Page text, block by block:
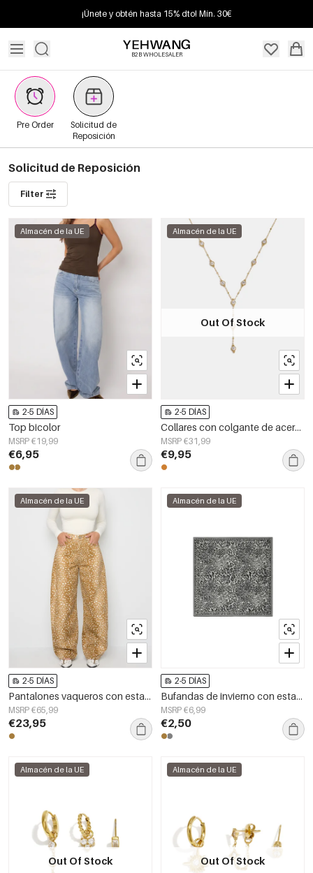
¡Únete y obtén hasta 15% dto! Mín. 30€
B2B WHOLESALER
Pre Order
Solicitud de
Reposición
Solicitud de Reposición
Filter
Almacén de la UE
2-5 DÍAS
Top bicolor
MSRP €19,99
€6,95
Almacén de la UE
Out Of Stock
2-5 DÍAS
Collares con colgante de acero inoxidable con forma geométrica, estilo casual y sencillo para uso diario. Joyería para mujer.
MSRP €31,99
€9,95
Almacén de la UE
2-5 DÍAS
Pantalones vaqueros con estampado de ciervos
MSRP €65,99
€23,95
Almacén de la UE
2-5 DÍAS
Bufandas de invierno con estampado animal, seda sintética clásica, accesorios para el día a día.
MSRP €6,99
€2,50
Almacén de la UE
Out Of Stock
Almacén de la UE
Out Of Stock